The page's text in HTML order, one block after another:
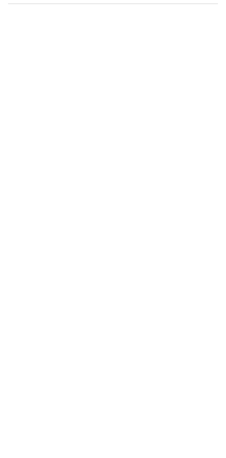
che offre infiniti make-up adatti per i look da giorno e da